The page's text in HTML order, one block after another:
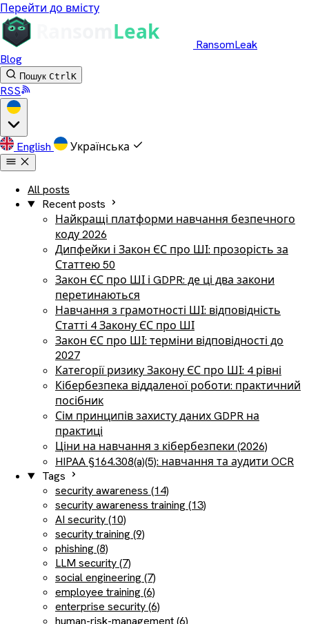
Перейти до вмісту
RansomLeak
Blog
Пошук CtrlK
RSS
English Українська
All posts
Recent posts
Найкращі платформи навчання безпечного
коду 2026
Дипфейки і Закон ЄС про ШІ: прозорість за
Статтею 50
Закон ЄС про ШІ і GDPR: де ці два закони
перетинаються
Навчання з грамотності ШІ: відповідність
Статті 4 Закону ЄС про ШІ
Закон ЄС про ШІ: терміни відповідності до
2027
Категорії ризику Закону ЄС про ШІ: 4 рівні
Кібербезпека віддаленої роботи: практичний
посібник
Сім принципів захисту даних GDPR на
практиці
Ціни на навчання з кібербезпеки (2026)
HIPAA §164.308(a)(5): навчання та аудити OCR
Tags
security awareness (14)
security awareness training (13)
AI security (10)
security training (9)
phishing (8)
LLM security (7)
social engineering (7)
employee training (6)
enterprise security (6)
human-risk-management (6)